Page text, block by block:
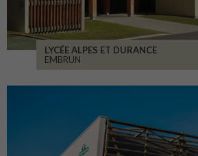
LYCÉE ALPES ET DURANCE
EMBRUN